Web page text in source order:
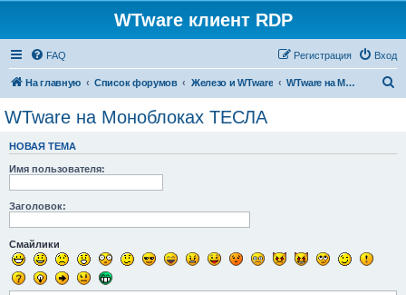
WTware клиент RDP
FAQ Вход
Регистрация
На главную Список форумов Железо и WTware WTware на Моноблоках ТЕСЛА
WTware на Моноблоках ТЕСЛА
НОВАЯ ТЕМА
Имя пользователя:
Заголовок:
Смайлики